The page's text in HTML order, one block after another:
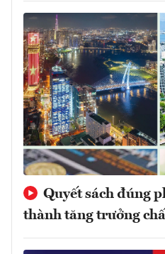
Quyết sách đúng
thành tăng trưởng